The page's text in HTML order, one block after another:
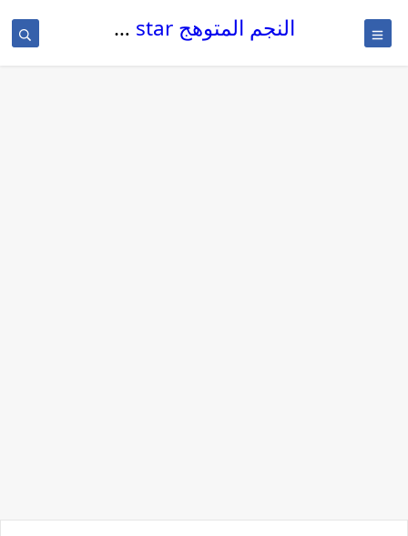
النجم المتوهج The glowing star